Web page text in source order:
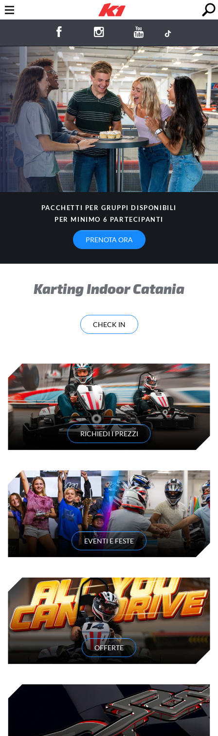
tuo Compleanno!
Ci occupiamo noi del
PACCHETTI PER GRUPPI DISPONIBILI
PER MINIMO 6 PARTECIPANTI
PRENOTA ORA
Karting Indoor Catania
CHECK IN
RICHIEDI I PREZZI
EVENTI E FESTE
OFFERTE